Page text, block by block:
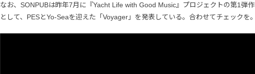
なお、SONPUBは昨年7月に『Yacht Life with Good Music』プロジェクトの第1弾作
として、PESとYo-Seaを迎えた「Voyager」を発表している。合わせてチェックを。